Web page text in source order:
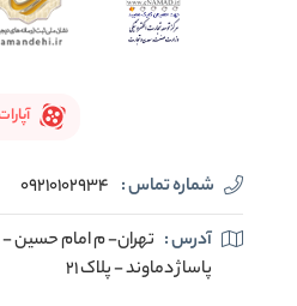
شماره تماس : 09210102934
آدرس : تهران- م امام حسین
پاساژ دماوند - پلاک 21